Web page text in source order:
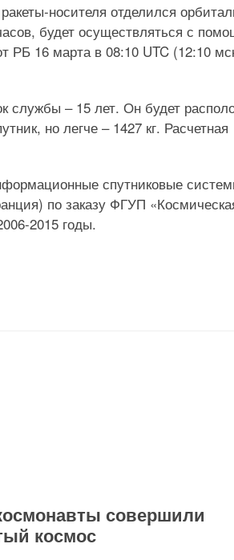
носителя отделился
будет осуществляться с
РБ 16 марта в 08:10 UTC (12:10
службы – 15 лет. Он будет
но легче – 1427 кг. Расчетная
спутниковые
по заказу ФГУП
2015 годы.
совершили
космос